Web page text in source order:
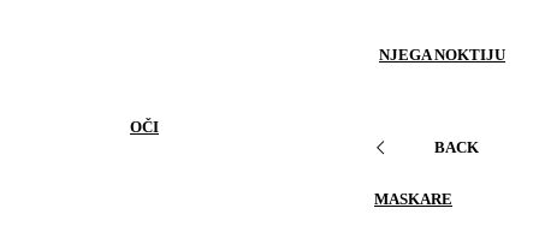
NJEGA NOKTIJU
OČI
BACK
MASKARE